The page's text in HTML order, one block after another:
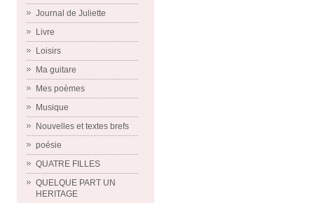
Journal de Juliette
Livre
Loisirs
Ma guitare
Mes poèmes
Musique
Nouvelles et textes brefs
poésie
QUATRE FILLES
QUELQUE PART UN
HERITAGE